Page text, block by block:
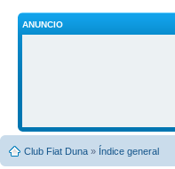
ANUNCIO
Club Fiat Duna » Índice general